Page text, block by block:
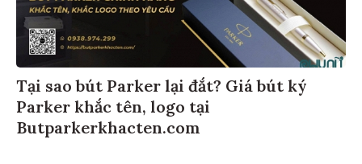
Tại sao bút Parker lại đắt? Giá bút ký
Parker khắc tên, logo tại
Butparkerkhacten.com